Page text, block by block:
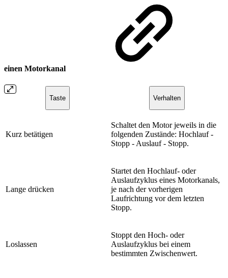
einen Motorkanal
Taste Verhalten
Kurz betätigen
Schaltet den Motor jeweils in die
folgenden Zustände: Hochlauf -
Stopp - Auslauf - Stopp.
Lange drücken
Startet den Hochlauf- oder
Auslaufzyklus eines Motorkanals,
je nach der vorherigen
Laufrichtung vor dem letzten
Stopp.
Loslassen
Stoppt den Hoch- oder
Auslaufzyklus bei einem
bestimmten Zwischenwert.